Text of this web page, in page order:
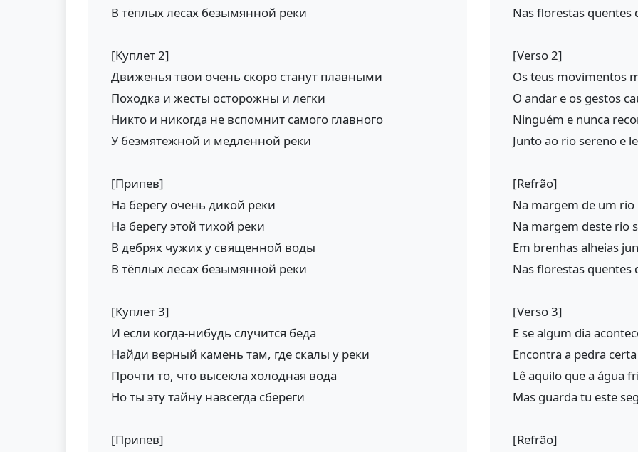
В тёплых лесах безымянной реки
[Куплет 2]
Движенья твои очень скоро станут плавными
Походка и жесты осторожны и легки
Никто и никогда не вспомнит самого главного
У безмятежной и медленной реки
[Припев]
На берегу очень дикой реки
На берегу этой тихой реки
В дебрях чужих у священной воды
В тёплых лесах безымянной реки
[Куплет 3]
И если когда-нибудь случится беда
Найди верный камень там, где скалы у реки
Прочти то, что высекла холодная вода
Но ты эту тайну навсегда сбереги
[Припев]
Nas florestas
[Verso 2]
Os teus movimentos
O andar e os gestos
Ninguém e nunca
Junto ao rio sereno e
[Refrão]
Na margem de um
Na margem deste rio
Em brenhas alheias
Nas florestas
[Verso 3]
E se algum dia
Encontra a pedra
Lê aquilo que a água
Mas guarda tu este
[Refrão]